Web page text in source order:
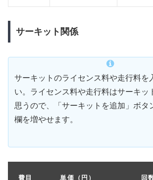
サーキット関係
サーキットのライセンス料や走行料を
い。ライセンス料や走行料はサーキッ
思うので、「サーキットを追加」ボタ
欄を増やせます。
費目 単価（円） 回